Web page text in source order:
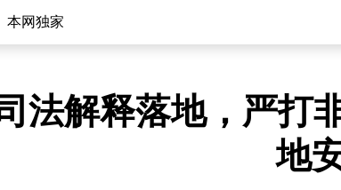
本网独家
法解释落地，严打
地